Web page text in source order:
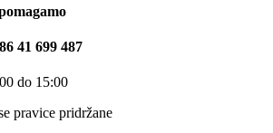
41 699 487
do 15:00
pravice pridržane